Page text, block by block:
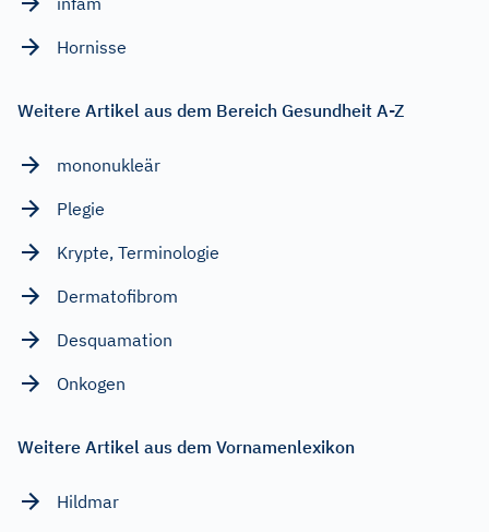
Hornisse
Weitere Artikel aus dem Bereich Gesundheit A-Z
mononukleär
Plegie
Krypte, Terminologie
Dermatofibrom
Desquamation
Onkogen
Weitere Artikel aus dem Vornamenlexikon
Hildmar